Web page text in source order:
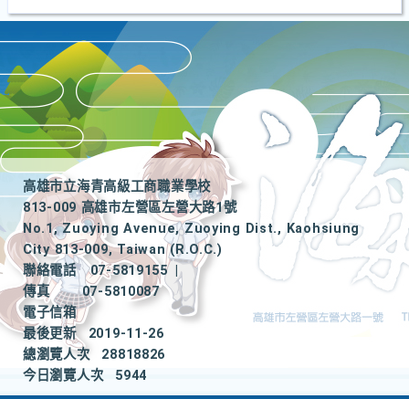
高雄市立海青高級工商職業學校
813-009 高雄市左營區左營大路1號
No.1, Zuoying Avenue, Zuoying Dist., Kaohsiung
City 813-009, Taiwan (R.O.C.)
聯絡電話
07-5819155
|
傳真
07-5810087
電子信箱
最後更新
2019-11-26
總瀏覽人次
28818826
今日瀏覽人次
5944